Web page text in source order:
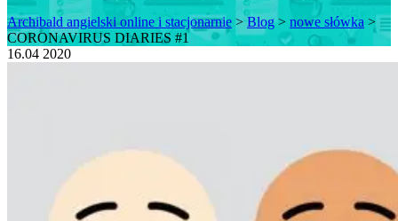
Archibald angielski online i stacjonarnie >Blog> nowe słówka >
CORONAVIRUS DIARIES #1
16.04 2020